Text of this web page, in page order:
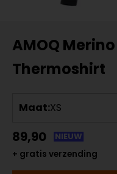
AMOQ
Thermoshirt
Maat:XS
89,90
NIEUW
+ gratis verzending